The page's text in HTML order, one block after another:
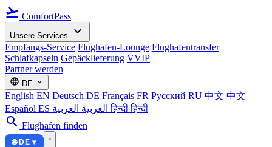
flight_takeoff ComfortPass
Unsere Services expand_more
Empfangs-Service Flughafen-Lounge Flughafentransfer
Schlafkapseln Gepäcklieferung VVIP
Partner werden
language DE expand_more
English EN Deutsch DE Français FR Русский RU 中文 中文
Español ES العربية العربية हिन्दीहिन्दी
search Flughafen finden
🌐 DE ▾